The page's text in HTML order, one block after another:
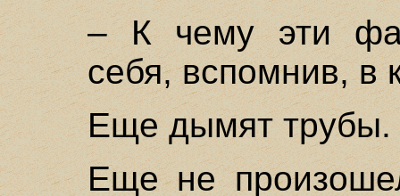
– К чему эти
себя, вспомнив, в
Еще дымят трубы.
Еще не